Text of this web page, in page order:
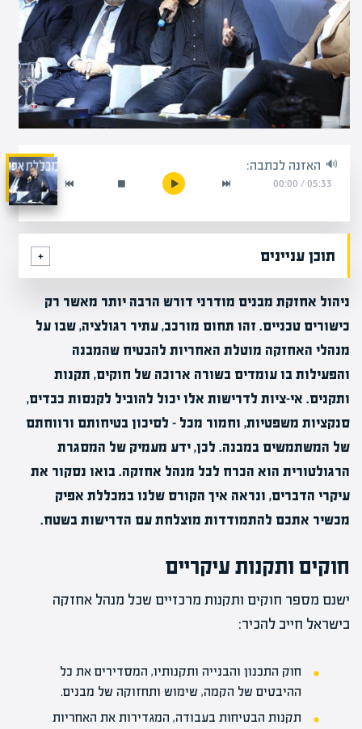
האזנה לכתבה:
05:33
/
00:00
תוכן עניינים
ניהול אחזקת מבנים מודרני דורש הרבה יותר מאשר רק
כישורים טכניים. זהו תחום מורכב, עתיר רגולציה, שבו על
מנהלי האחזקה מוטלת האחריות להבטיח שהמבנה
והפעילות בו עומדים בשורה ארוכה של חוקים, תקנות
ותקנים. אי-ציות לדרישות אלו יכול להוביל לקנסות כבדים,
סנקציות משפטיות, וחמור מכל – לסיכון בטיחותם ורווחתם
של המשתמשים במבנה. לכן, ידע מעמיק של המסגרת
הרגולטורית הוא הכרח לכל מנהל אחזקה. בואו נסקור את
עיקרי הדברים, ונראה איך הקורס שלנו במכללת אפיק
מכשיר אתכם להתמודדות מוצלחת עם הדרישות בשטח.
חוקים ותקנות עיקריים
ישנם מספר חוקים ותקנות מרכזיים שכל מנהל אחזקה
בישראל חייב להכיר:
חוק התכנון והבנייה ותקנותיו, המסדירים את כל
ההיבטים של הקמה, שימוש ותחזוקה של מבנים.
תקנות הבטיחות בעבודה, המגדירות את האחריות